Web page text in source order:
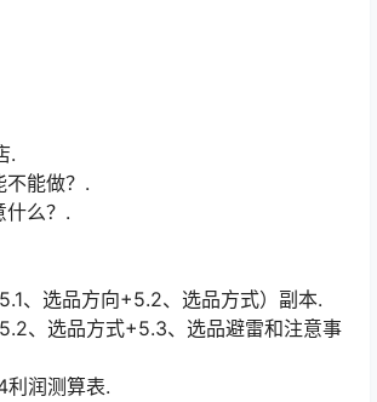
.
不能做？.
什么？.
、选品方向+5.2、选品方式）副本.
、选品方式+5.3、选品避雷和注意事
润测算表.